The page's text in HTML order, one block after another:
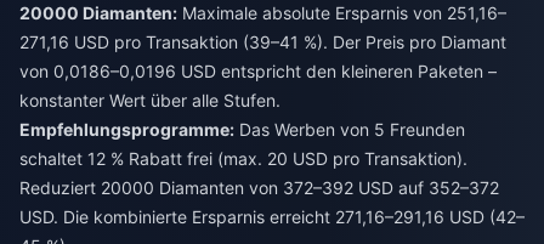
20000 Diamanten: Maximale absolute Ersparnis von 251,16–
271,16 USD pro Transaktion (39–41 %). Der Preis pro Diamant
von 0,0186–0,0196 USD entspricht den kleineren Paketen –
konstanter Wert über alle Stufen.
Empfehlungsprogramme: Das Werben von 5 Freunden
schaltet 12 % Rabatt frei (max. 20 USD pro Transaktion).
Reduziert 20000 Diamanten von 372–392 USD auf 352–372
USD. Die kombinierte Ersparnis erreicht 271,16–291,16 USD (42–